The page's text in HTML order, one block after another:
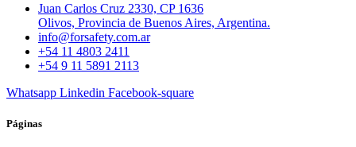
Juan Carlos Cruz 2330, CP 1636
Olivos, Provincia de Buenos Aires, Argentina.
info@forsafety.com.ar
+54 11 4803 2411
+54 9 11 5891 2113
Whatsapp Linkedin Facebook-square
Páginas